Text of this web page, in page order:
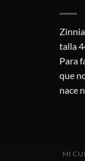
talla
Para
que
nace
MI